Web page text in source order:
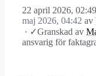
22 april 2026, 02:49
maj 2026, 04:42 av
· ✓Granskad av
ansvarig för